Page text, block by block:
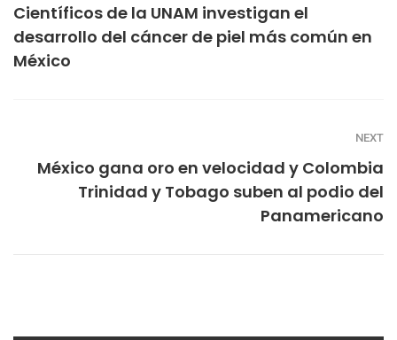
Científicos de la UNAM investigan el
desarrollo del cáncer de piel más común en
México
NEXT
México gana oro en velocidad y Colombia
Trinidad y Tobago suben al podio del
Panamericano